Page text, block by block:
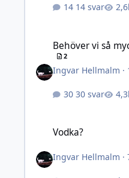
14 svar
Behöver vi så
2
Ingvar Hellmalm ·
30 svar
Vodka?
Ingvar Hellmalm ·